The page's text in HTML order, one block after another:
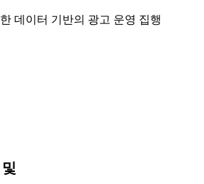
데이터 기반의 광고 운영 집행